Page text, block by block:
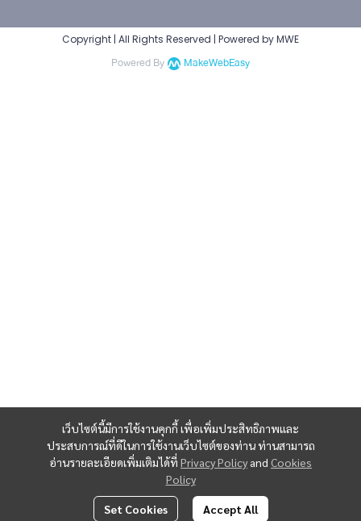
เว็บไซต์นี้มีการใช้งานคุกกี้ เพื่อเพิ่มประสิทธิภาพและ
ประสบการณ์ที่ดีในการใช้งานเว็บไซต์ของท่าน ท่านสามารถ
อ่านรายละเอียดเพิ่มเติมได้ที่ Privacy Policy and Cookies
Policy
Set Cookies Accept All
Copyright | All Rights Reserved | Powered by MWE
Powered By MakeWebEasy